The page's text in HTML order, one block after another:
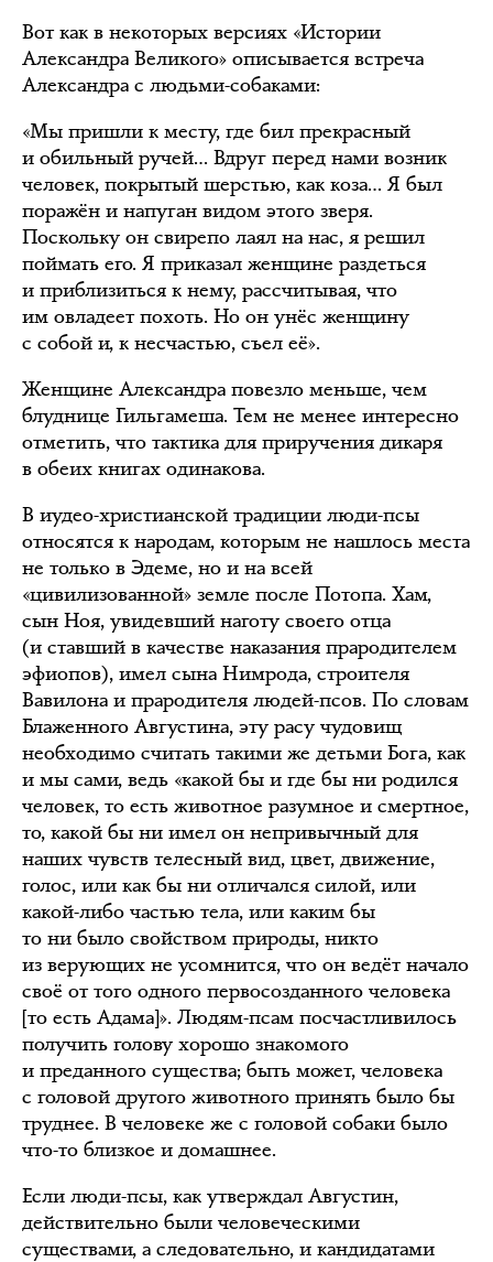
Вот как в некоторых версиях «Истории
Александра Великого» описывается встреча
Александра с людьми-собаками:
«Мы пришли к месту, где бил прекрасный
и обильный ручей… Вдруг перед нами возник
человек, покрытый шерстью, как коза… Я был
поражён и напуган видом этого зверя.
Поскольку он свирепо лаял на нас, я решил
поймать его. Я приказал женщине раздеться
и приблизиться к нему, рассчитывая, что
им овладеет похоть. Но он унёс женщину
с собой и, к несчастью, съел её».
Женщине Александра повезло меньше, чем
блуднице Гильгамеша. Тем не менее интересно
отметить, что тактика для приручения дикаря
в обеих книгах одинакова.
В иудео-христианской традиции люди-псы
относятся к народам, которым не нашлось места
не только в Эдеме, но и на всей
«цивилизованной» земле после Потопа. Хам,
сын Ноя, увидевший наготу своего отца
(и ставший в качестве наказания прародителем
эфиопов), имел сына Нимрода, строителя
Вавилона и прародителя людей-псов. По словам
Блаженного Августина, эту расу чудовищ
необходимо считать такими же детьми Бога, как
и мы сами, ведь «какой бы и где бы ни родился
человек, то есть животное разумное и смертное,
то, какой бы ни имел он непривычный для
наших чувств телесный вид, цвет, движение,
голос, или как бы ни отличался силой, или
какой-либо частью тела, или каким бы
то ни было свойством природы, никто
из верующих не усомнится, что он ведёт начало
своё от того одного первосозданного человека
[то есть Адама]». Людям-псам посчастливилось
получить голову хорошо знакомого
и преданного существа; быть может, человека
с головой другого животного принять было бы
труднее. В человеке же с головой собаки было
что-то близкое и домашнее.
Если люди-псы, как утверждал Августин,
действительно были человеческими
существами, а следовательно, и кандидатами